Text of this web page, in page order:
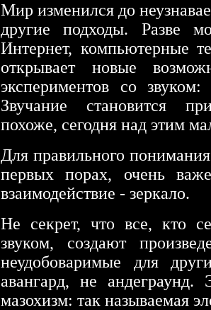
Мир изменился до
другие подходы. Разве
Интернет, компьютерные
открывает новые
экспериментов со
Звучание становится
похоже, сегодня над этим
Для правильного
первых порах, очень
взаимодействие - зеркало.
Не секрет, что все, кто
звуком, создают
неудобоваримые для
авангард, не
мазохизм: так называемая